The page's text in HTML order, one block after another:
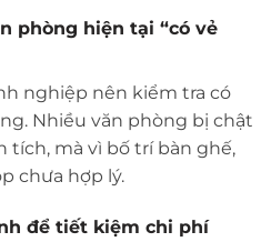
phòng hiện tại “có vẻ
nghiệp nên kiểm tra có
Nhiều văn phòng bị chật
tích, mà vì bố trí bàn ghế,
chưa hợp lý.
để tiết kiệm chi phí